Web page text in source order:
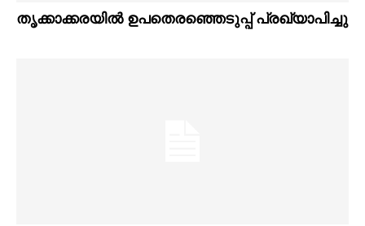
തൃക്കാക്കരയിൽ ഉപതെരഞ്ഞെടുപ്പ് പ്രഖ്യാപിച്ചു